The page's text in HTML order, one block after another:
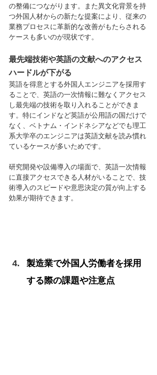
の整備につながります。また異文化背景を持
つ外国人材からの新たな提案により、従来の
業務プロセスに革新的な改善がもたらされる
ケースも多いのが現状です。
最先端技術や英語の文献へのアクセス
ハードルが下がる
英語を得意とする外国人エンジニアを採用す
ることで、英語の一次情報に難なくアクセス
し最先端の技術を取り入れることができま
す。特にインドなど英語が公用語の国だけで
なく、ベトナム・インドネシアなどでも理工
系大学卒のエンジニアは英語文献を読み慣れ
ているケースが多いためです。
研究開発や設備導入の場面で、英語一次情報
に直接アクセスできる人材がいることで、技
術導入のスピードや意思決定の質が向上する
効果が期待できます。
製造業で外国人労働者を採用
する際の課題や注意点